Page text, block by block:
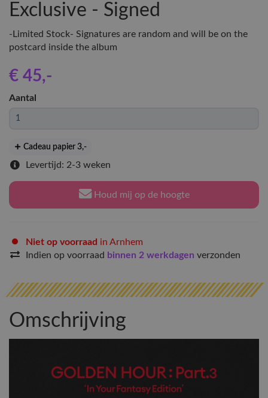
Exclusive - Signed
-Limited Stock- Signatures are random and will be on the
postcard inside the album
€ 45,-
Aantal
Cadeau papier 3,-
Levertijd: 2-3 weken
Houd mij op de hoogte
Niet op voorraad in Arnhem
Indien op voorraad binnen 2 werkdagen verzonden
Omschrijving